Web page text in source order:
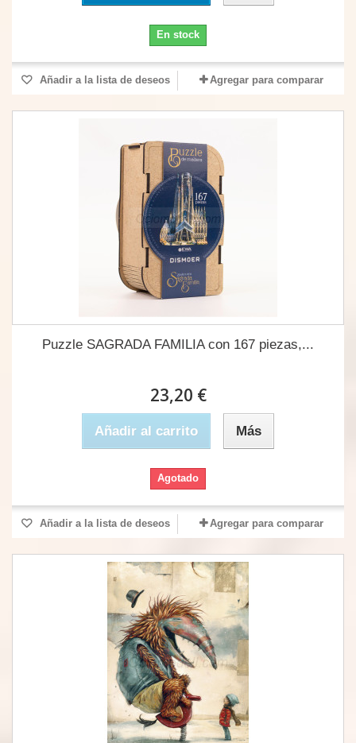
En stock
Añadir a la lista de deseos Agregar para comparar
Puzzle SAGRADA FAMILIA con 167 piezas,...
23,20 €
Añadir al carrito Más
Agotado
Añadir a la lista de deseos Agregar para comparar